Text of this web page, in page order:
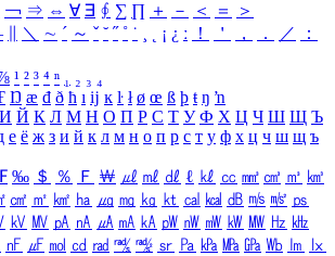
￢ ⇒ ⇔ ∀ ∃ ∮ ∑ ∏ ＋ － ＜ ＝
＞
＼ ∼ ´ ～ ˇ ˘ ˝ ˚ ˙ ¸ ¡ ¿ ː ！ ＇ ， ． ／
：
¹ ² ³ ⁴ ⁿ ₁ ₂ ₃ ₄
Ŋ æ đ ð ħ ı ĳ ĸ ŀ ł ø œ ß þ ŧ ŋ ŉ
И Й К Л М Н О П Р С Т У Ф Х Ц Ч Ш Щ Ъ
е ё ж з и й к л м н о п р с т у ф х ц ч ш щ ъ
‰ ＄ ％ Ｆ ￦ ㎕ ㎖ ㎗ ℓ ㎘ ㏄ ㎣ ㎤ ㎥ ㎦
㎠ ㎡ ㎢ ㏊ ㎍ ㎎ ㎏ ㏏ ㎈ ㎉ ㏈ ㎧ ㎨ ㎰
㎸ ㎹ ㎀ ㎁ ㎂ ㎃ ㎄ ㎺ ㎻ ㎽ ㎾ ㎿ ㎐ ㎑
㎋ ㎌ ㏖ ㏅ ㎭ ㎮ ㎯ ㏛ ㎩ ㎪ ㎫ ㎬ ㏝ ㏐
㏓